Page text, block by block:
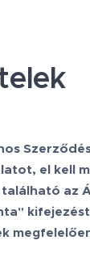
el kell
az